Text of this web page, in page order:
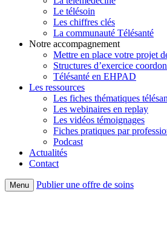
Le télésoin
Les chiffres clés
La communauté Télésanté
Notre accompagnement
Mettre en place votre projet
Structures d’exercice
Télésanté en EHPAD
Les ressources
Les fiches thématiques
Les webinaires en replay
Les vidéos témoignages
Fiches pratiques par
Podcast
Actualités
Contact
Menu Publier une offre de soins